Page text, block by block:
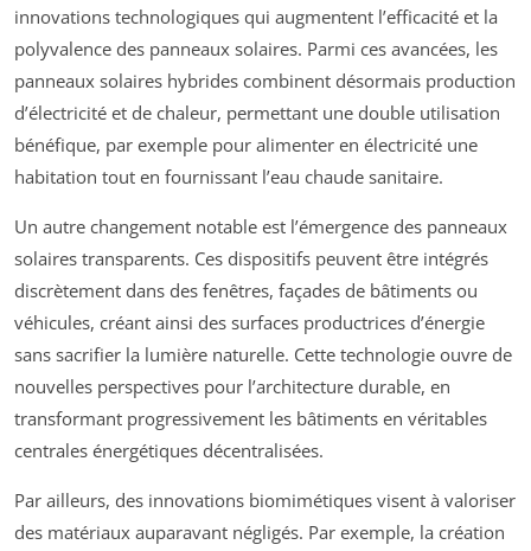
innovations technologiques qui augmentent l’efficacité et la
polyvalence des panneaux solaires. Parmi ces avancées, les
panneaux solaires hybrides combinent désormais production
d’électricité et de chaleur, permettant une double utilisation
bénéfique, par exemple pour alimenter en électricité une
habitation tout en fournissant l’eau chaude sanitaire.
Un autre changement notable est l’émergence des panneaux
solaires transparents. Ces dispositifs peuvent être intégrés
discrètement dans des fenêtres, façades de bâtiments ou
véhicules, créant ainsi des surfaces productrices d’énergie
sans sacrifier la lumière naturelle. Cette technologie ouvre de
nouvelles perspectives pour l’architecture durable, en
transformant progressivement les bâtiments en véritables
centrales énergétiques décentralisées.
Par ailleurs, des innovations biomimétiques visent à valoriser
des matériaux auparavant négligés. Par exemple, la création